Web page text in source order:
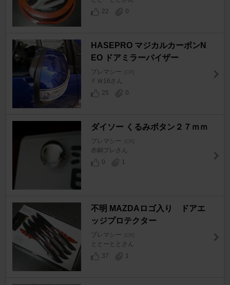
22
0
HASEPRO マジカルカーボンN
EO ドアミラーバイザー
プレマシー [CR]
ＦＷ16さん
25
0
ダイソー くるみボタン２７ｍｍ
プレマシー [CR]
赤銅プレさん
0
1
不明 MAZDAロゴ入り ドアエ
ッジプロテクター
プレマシー [CR]
ととーととさん
37
1